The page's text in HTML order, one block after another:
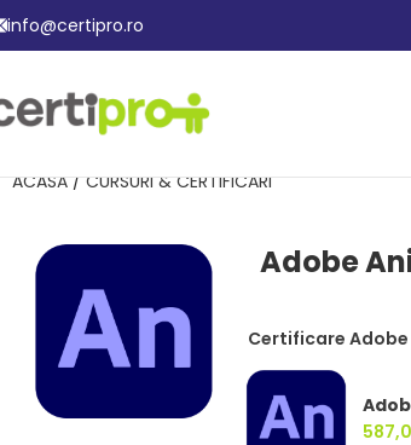
info@certipro.ro
ACASĂ/CURSURI & CERTIFICĂRI
Adobe
Certificare